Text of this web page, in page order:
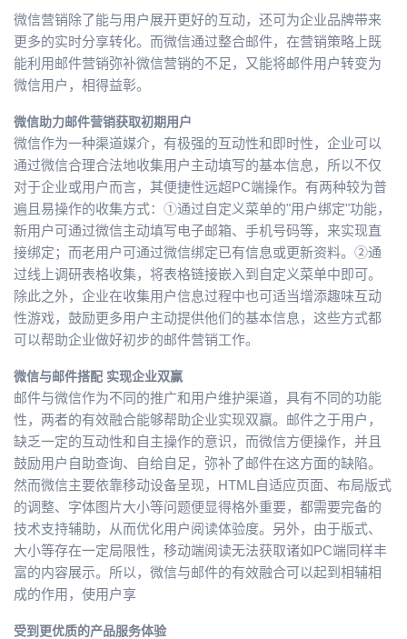
坛
圈
子
的
直
播
我
的
活
动
我
的
关
注
我
的
开
发
者
学
堂
我
的
课
程
我
的
认
我
的
我
我
的
Programs
我
的
支
持
我
的
技
术
支
我
的
云
声
微信营销除了能与用户展开更好的互动，还可为企业品牌带来
更多的实时分享转化。而微信通过整合邮件，在营销策略上既
能利用邮件营销弥补微信营销的不足，又能将邮件用户转变为
微信用户，相得益彰。
微信助力邮件营销获取初期用户
微信作为一种渠道媒介，有极强的互动性和即时性，企业可以
通过微信合理合法地收集用户主动填写的基本信息，所以不仅
对于企业或用户而言，其便捷性远超PC端操作。有两种较为普
遍且易操作的收集方式：①通过自定义菜单的"用户绑定"功能，
新用户可通过微信主动填写电子邮箱、手机号码等，来实现直
接绑定；而老用户可通过微信绑定已有信息或更新资料。②通
过线上调研表格收集，将表格链接嵌入到自定义菜单中即可。
除此之外，企业在收集用户信息过程中也可适当增添趣味互动
性游戏，鼓励更多用户主动提供他们的基本信息，这些方式都
可以帮助企业做好初步的邮件营销工作。
微信与邮件搭配 实现企业双赢
邮件与微信作为不同的推广和用户维护渠道，具有不同的功能
性，两者的有效融合能够帮助企业实现双赢。邮件之于用户，
缺乏一定的互动性和自主操作的意识，而微信方便操作，并且
鼓励用户自助查询、自给自足，弥补了邮件在这方面的缺陷。
然而微信主要依靠移动设备呈现，HTML自适应页面、布局版式
的调整、字体图片大小等问题便显得格外重要，都需要完备的
技术支持辅助，从而优化用户阅读体验度。另外，由于版式、
大小等存在一定局限性，移动端阅读无法获取诸如PC端同样丰
富的内容展示。所以，微信与邮件的有效融合可以起到相辅相
成的作用，使用户享
受到更优质的产品服务体验